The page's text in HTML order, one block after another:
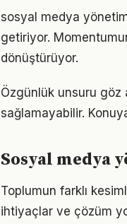
sosyal medya
getiriyor.
dönüştürüyor.
Özgünlük unsuru göz
sağlamayabilir.
Sosyal medya
Toplumun farklı
ihtiyaçlar ve çözüm